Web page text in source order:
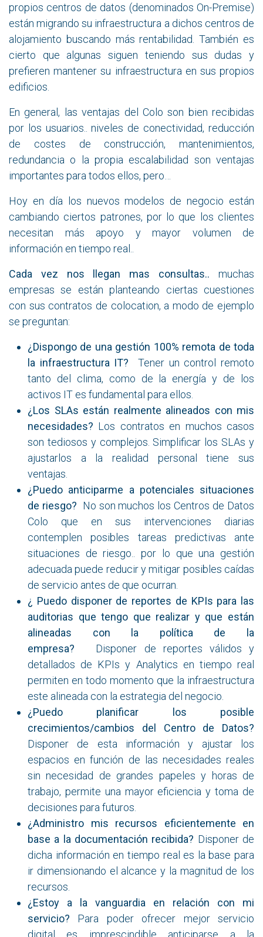
propios centros de datos (denominados On-Premise)
están migrando su infraestructura a dichos centros de
alojamiento buscando más rentabilidad. También es
cierto que algunas siguen teniendo sus dudas y
prefieren mantener su infraestructura en sus propios
edificios.
En general, las ventajas del Colo son bien recibidas
por los usuarios.. niveles de conectividad, reducción
de costes de construcción, mantenimientos,
redundancia o la propia escalabilidad son ventajas
importantes para todos ellos, pero…
Hoy en día los nuevos modelos de negocio están
cambiando ciertos patrones, por lo que los clientes
necesitan más apoyo y mayor volumen de
información en tiempo real..
Cada vez nos llegan mas consultas.. muchas
empresas se están planteando ciertas cuestiones
con sus contratos de colocation, a modo de ejemplo
se preguntan:
¿Dispongo de una gestión 100% remota de toda
la infraestructura IT? Tener un control remoto
tanto del clima, como de la energía y de los
activos IT es fundamental para ellos.
¿Los SLAs están realmente alineados con mis
necesidades? Los contratos en muchos casos
son tediosos y complejos. Simplificar los SLAs y
ajustarlos a la realidad personal tiene sus
ventajas.
¿Puedo anticiparme a potenciales situaciones
de riesgo? No son muchos los Centros de Datos
Colo que en sus intervenciones diarias
contemplen posibles tareas predictivas ante
situaciones de riesgo.. por lo que una gestión
adecuada puede reducir y mitigar posibles caídas
de servicio antes de que ocurran.
¿ Puedo disponer de reportes de KPIs para las
auditorias que tengo que realizar y que están
alineadas con la política de la
empresa?
Disponer de reportes válidos y
detallados de KPIs y Analytics en tiempo real
permiten en todo momento que la infraestructura
este alineada con la estrategia del negocio.
¿Puedo planificar los posible
crecimientos/cambios del Centro de Datos?
Disponer de esta información y ajustar los
espacios en función de las necesidades reales
sin necesidad de grandes papeles y horas de
trabajo, permite una mayor eficiencia y toma de
decisiones para futuros.
¿Administro mis recursos eficientemente en
base a la documentación recibida? Disponer de
dicha información en tiempo real es la base para
ir dimensionando el alcance y la magnitud de los
recursos.
¿Estoy a la vanguardia en relación con mi
servicio? Para poder ofrecer mejor servicio
digital es imprescindible anticiparse a la